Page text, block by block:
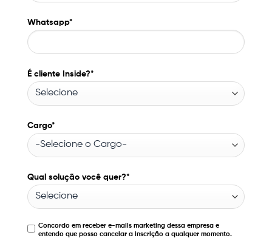
Whatsapp*
É cliente Inside?*
Cargo*
Qual solução você quer?*
Concordo em receber e-mails marketing dessa empresa e
entendo que posso cancelar a inscrição a qualquer momento.